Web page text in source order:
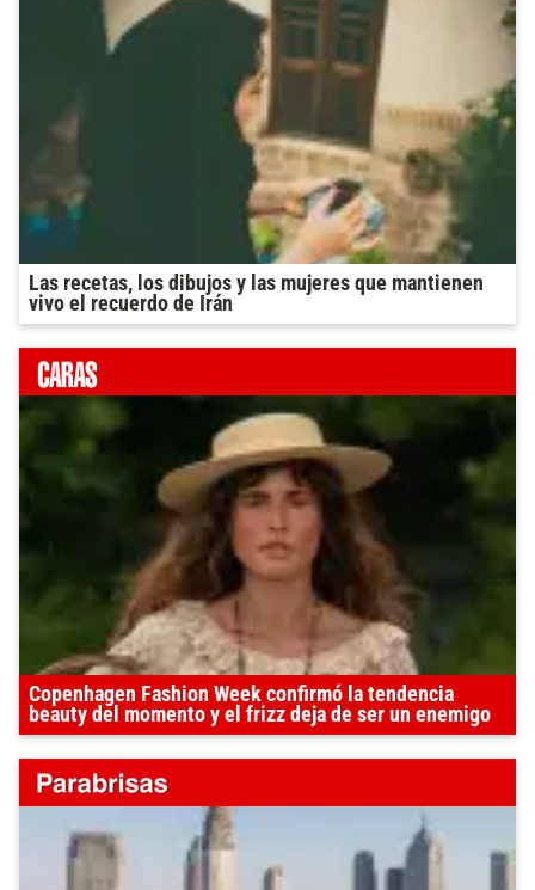
Las recetas, los dibujos y las mujeres que mantienen
vivo el recuerdo de Irán
Copenhagen Fashion Week confirmó la tendencia
beauty del momento y el frizz deja de ser un enemigo